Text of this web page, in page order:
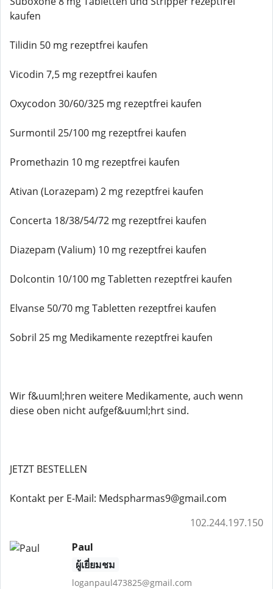
kaufen
Tilidin 50 mg rezeptfrei kaufen
Vicodin 7,5 mg rezeptfrei kaufen
Oxycodon 30/60/325 mg rezeptfrei kaufen
Surmontil 25/100 mg rezeptfrei kaufen
Promethazin 10 mg rezeptfrei kaufen
Ativan (Lorazepam) 2 mg rezeptfrei kaufen
Concerta 18/38/54/72 mg rezeptfrei kaufen
Diazepam (Valium) 10 mg rezeptfrei kaufen
Dolcontin 10/100 mg Tabletten rezeptfrei kaufen
Elvanse 50/70 mg Tabletten rezeptfrei kaufen
Sobril 25 mg Medikamente rezeptfrei kaufen
Wir f&uuml;hren weitere Medikamente, auch wenn
diese oben nicht aufgef&uuml;hrt sind.
JETZT BESTELLEN
Kontakt per E-Mail: Medspharmas9@gmail.com
102.244.197.150
Paul
ผู้เยี่ยมชม
loganpaul473825@gmail.com